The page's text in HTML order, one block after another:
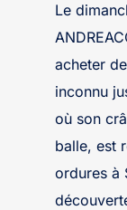
Le
acheter
inconnu
où son
balle, est
ordures à